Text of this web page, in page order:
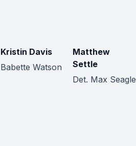
Kristin Davis
Babette Watson
Matthew
Settle
Det. Max Seagle